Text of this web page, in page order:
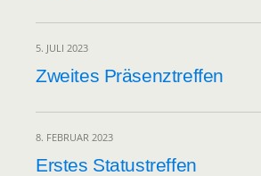
5. JULI 2023
Zweites Präsenztreffen
8. FEBRUAR 2023
Erstes Statustreffen